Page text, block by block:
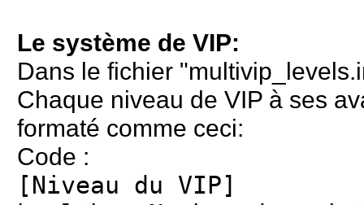
Le système de VIP:
Dans le fichier
Chaque niveau de VIP à ses
formaté comme ceci:
Code :
[Niveau du VIP]